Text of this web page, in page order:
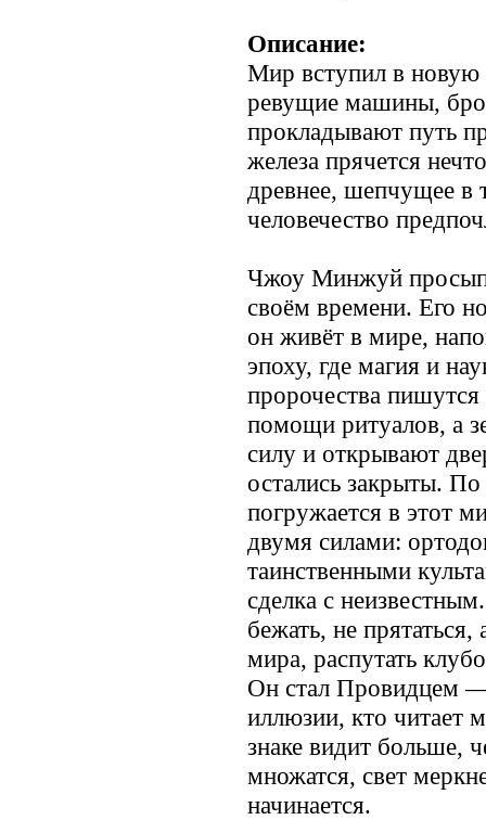
Описание:
Мир вступил в
ревущие машины,
прокладывают путь
железа прячется
древнее, шепчущее в
человечество
Чжоу Минжуй
своём времени. Его
он живёт в мире,
эпоху, где магия и
пророчества
помощи ритуалов, а
силу и открывают
остались закрыты.
погружается в этот
двумя силами:
таинственными
сделка с
бежать, не
мира, распутать
Он стал Провидцем —
иллюзии, кто читает
знаке видит больше,
множатся, свет
начинается.